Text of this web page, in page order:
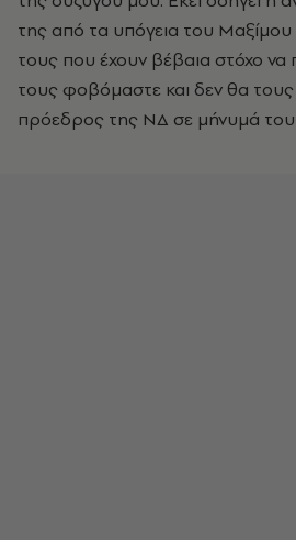
της από τα υπόγεια του
τους που έχουν βέβαια στόχο να
τους φοβόμαστε και δεν θα τους
πρόεδρος της ΝΔ σε μήνυμά